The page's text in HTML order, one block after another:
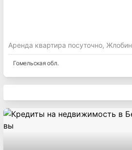
Аренда квартира посуточно, Жлобин
Гомельская обл.